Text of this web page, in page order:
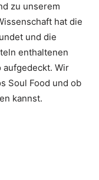
zu unserem
hat die
und die
enthaltenen
aufgedeckt. Wir
Soul Food und ob
kannst.